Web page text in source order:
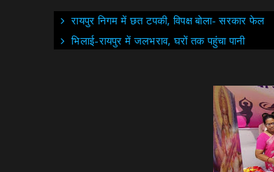
रायपुर निगम में छत टपकी, विपक्ष बोला- सरकार फेल
भिलाई-रायपुर में जलभराव, घरों तक पहुंचा पानी